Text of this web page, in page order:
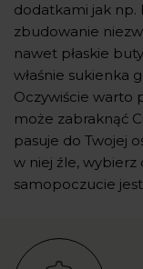
dodatkami jak np.
zbudowanie
nawet płaskie
właśnie sukienka
Oczywiście warto
może zabraknąć
pasuje do Twojej
w niej źle,
samopoczucie